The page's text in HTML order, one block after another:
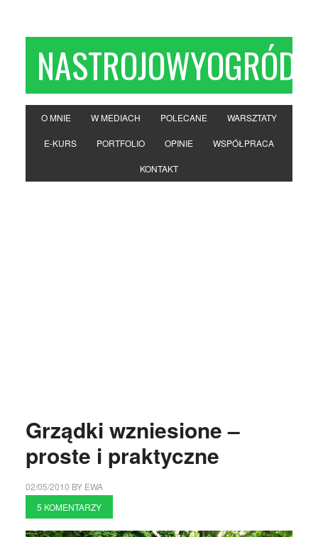
NASTROJOWYOGRÓD
O MNIE W MEDIACH POLECANE WARSZTATY
E-KURS PORTFOLIO OPINIE WSPÓŁPRACA
KONTAKT
Grządki wzniesione –
proste i praktyczne
02/05/2010 BY EWA
5 KOMENTARZY